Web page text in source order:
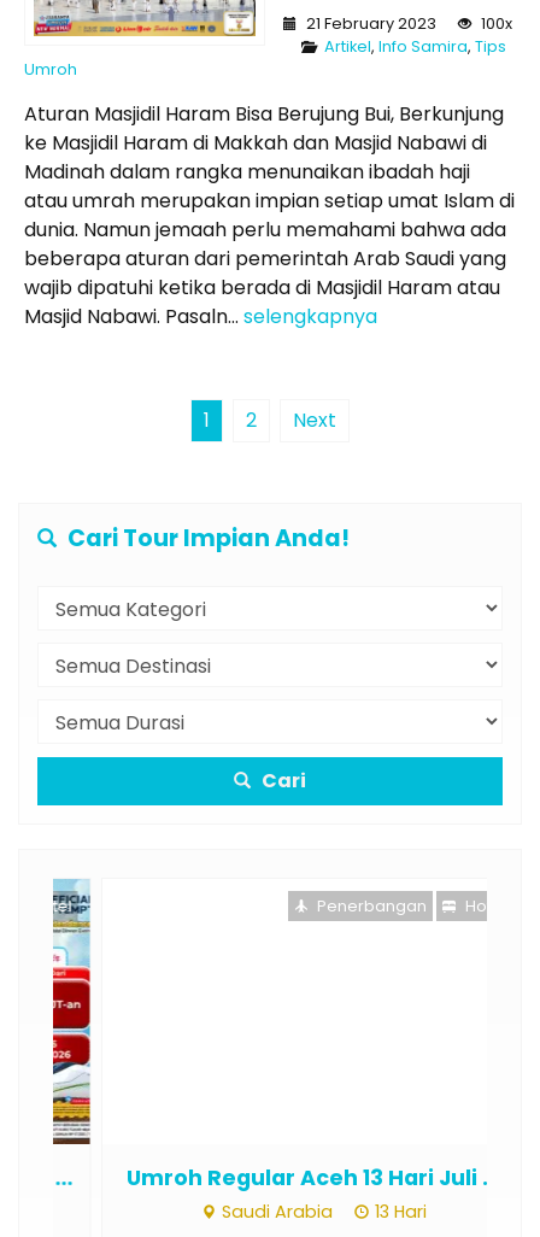
21 February 2023
100x
Artikel, Info Samira, Tips
Umroh
Aturan Masjidil Haram Bisa Berujung Bui, Berkunjung
ke Masjidil Haram di Makkah dan Masjid Nabawi di
Madinah dalam rangka menunaikan ibadah haji
atau umrah merupakan impian setiap umat Islam di
dunia. Namun jemaah perlu memahami bahwa ada
beberapa aturan dari pemerintah Arab Saudi yang
wajib dipatuhi ketika berada di Masjidil Haram atau
Masjid Nabawi. Pasaln... selengkapnya
1 2 Next
Cari Tour Impian Anda!
Cari
Umroh Regular Aceh 13 Hari Juli ...
Saudi Arabia 13 Hari
Penerbangan Hotel